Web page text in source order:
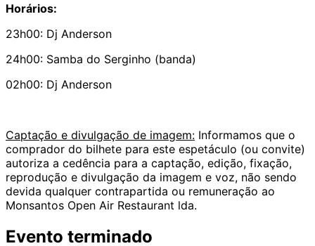
Horários:
23h00: Dj Anderson
24h00: Samba do Serginho (banda)
02h00: Dj Anderson
Captação e divulgação de imagem: Informamos que o
comprador do bilhete para este espetáculo (ou convite)
autoriza a cedência para a captação, edição, fixação,
reprodução e divulgação da imagem e voz, não sendo
devida qualquer contrapartida ou remuneração ao
Monsantos Open Air Restaurant lda.
Evento terminado